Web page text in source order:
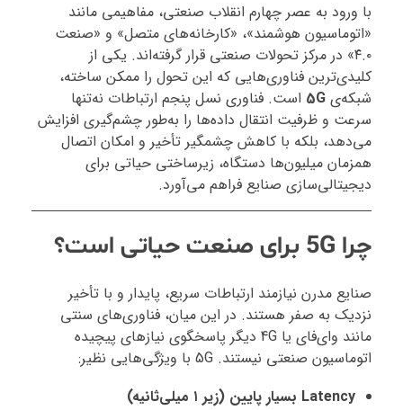
با ورود به عصر چهارم انقلاب صنعتی، مفاهیمی مانند
«اتوماسیون هوشمند»، «کارخانه‌های متصل» و «صنعت
۴.۰» در مرکز تحولات صنعتی قرار گرفته‌اند. یکی از
کلیدی‌ترین فناوری‌هایی که این تحول را ممکن ساخته،
شبکه‌ی 5G است. فناوری نسل پنجم ارتباطات نه‌تنها
سرعت و ظرفیت انتقال داده‌ها را به‌طور چشم‌گیری افزایش
می‌دهد، بلکه با کاهش چشمگیر تأخیر و امکان اتصال
همزمان میلیون‌ها دستگاه، زیرساختی حیاتی برای
دیجیتالی‌سازی صنایع فراهم می‌آورد.
چرا 5G برای صنعت حیاتی است؟
صنایع مدرن نیازمند ارتباطات سریع، پایدار و با تأخیر
نزدیک به صفر هستند. در این میان، فناوری‌های سنتی
مانند وای‌فای یا 4G دیگر پاسخگوی نیازهای پیچیده
اتوماسیون صنعتی نیستند. 5G با ویژگی‌هایی نظیر:
Latency بسیار پایین (زیر ۱ میلی‌ثانیه)